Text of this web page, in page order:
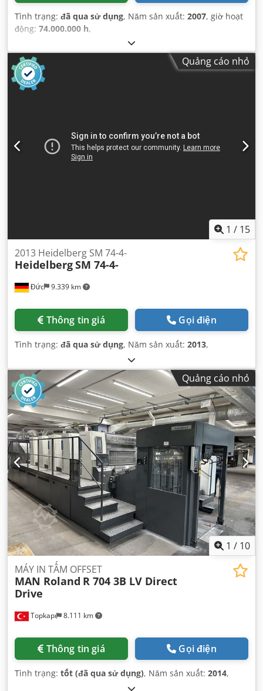
Tình trạng: đã qua sử dụng, Năm sản xuất: 2007, giờ hoạt
động: 74.000.000 h,
Quảng cáo nhỏ
1 / 15
Đức 9.339 km
2013 Heidelberg SM 74-4-
HeidelbergSM 74-4-
Thông tin giá Gọi điện
Tình trạng: đã qua sử dụng, Năm sản xuất: 2013,
Quảng cáo nhỏ
1 / 10
Topkapı 8.111 km
MÁY IN TẤM OFFSET
MAN Roland R 704 3B LV Direct
Drive
Thông tin giá Gọi điện
Tình trạng: tốt (đã qua sử dụng), Năm sản xuất: 2014,